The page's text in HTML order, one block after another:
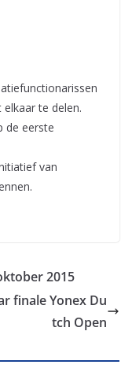
te delen.
de eerste
van
2015
finale Yonex Du
tch Open